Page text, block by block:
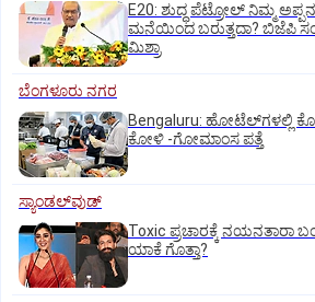
E20: ಶುದ್ಧ ಪೆಟ್ರೋಲ್ ನಿಮ್ಮ ಅಪ್ಪನ
ಮನೆಯಿಂದ ಬರುತ್ತದಾ? ಬಿಜೆಪಿ
ಮಿಶ್ರಾ
ಬೆಂಗಳೂರು ನಗರ
Bengaluru: ಹೋಟೆಲ್‌ಗ‌ಳಲ್ಲಿ
ಕೋಳಿ -ಗೋಮಾಂಸ ಪತ್ತೆ
ಸ್ಯಾಂಡಲ್‌ವುಡ್‌
Toxic ಪ್ರಚಾರಕ್ಕೆ ನಯನತಾರಾ
ಯಾಕೆ ಗೊತ್ತಾ?